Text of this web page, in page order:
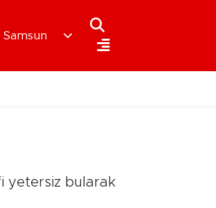
Samsun
yetersiz bularak